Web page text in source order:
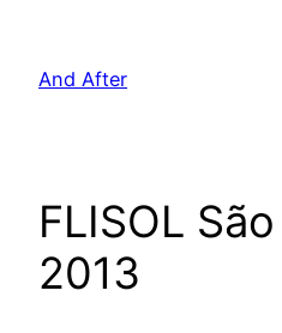
And After
FLISOL
2013